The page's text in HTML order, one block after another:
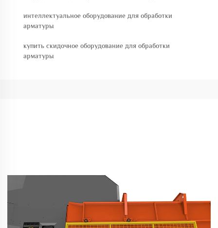
интеллектуальное оборудование для обработки
арматуры
купить скидочное оборудование для обработки
арматуры